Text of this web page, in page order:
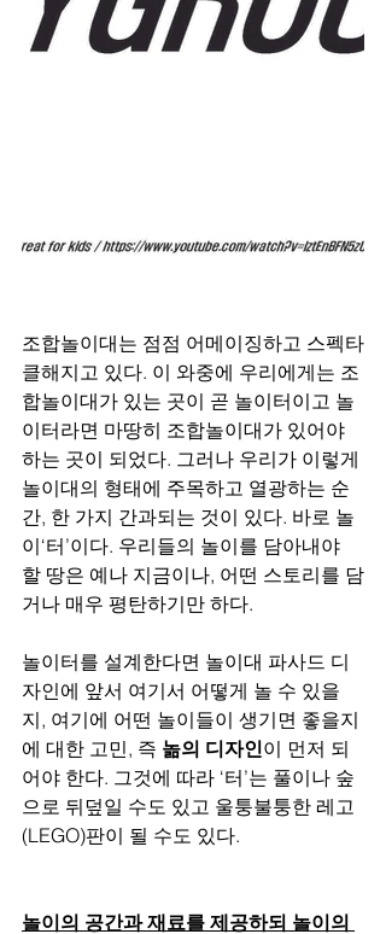
조합놀이대는 점점 어메이징하고 스펙타
클해지고 있다. 이 와중에 우리에게는 조
합놀이대가 있는 곳이 곧 놀이터이고 놀
이터라면 마땅히 조합놀이대가 있어야
하는 곳이 되었다. 그러나 우리가 이렇게
놀이대의 형태에 주목하고 열광하는 순
간, 한 가지 간과되는 것이 있다. 바로 놀
이‘터’이다. 우리들의 놀이를 담아내야
할 땅은 예나 지금이나, 어떤 스토리를 담
거나 매우 평탄하기만 하다.
놀이터를 설계한다면 놀이대 파사드 디
자인에 앞서 여기서 어떻게 놀 수 있을
지, 여기에 어떤 놀이들이 생기면 좋을지
에 대한 고민, 즉 놂의 디자인이 먼저 되
어야 한다. 그것에 따라 ‘터’는 풀이나 숲
으로 뒤덮일 수도 있고 울퉁불퉁한 레고
(LEGO)판이 될 수도 있다.
놀이의 공간과 재료를 제공하되 놀이의